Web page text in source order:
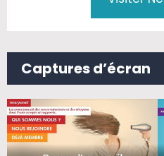
Captures d’écran